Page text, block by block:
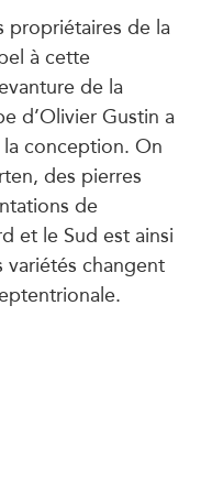
propriétaires de la
à cette
de la
d’Olivier Gustin a
conception. On
des pierres
de
et le Sud est ainsi
variétés changent